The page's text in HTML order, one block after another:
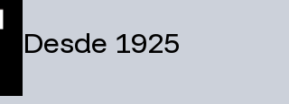
Desde 1925